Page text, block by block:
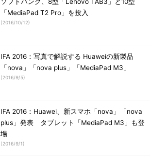
「MediaPad T2 Pro」を投入
(2016/10/12)
IFA 2016：写真で解説する Huaweiの新製品
「nova」「nova plus」「MediaPad M3」
(2016/9/5)
IFA 2016：Huawei、新スマホ「nova」「nova
plus」発表 タブレット「MediaPad M3」も登
場
(2016/9/1)